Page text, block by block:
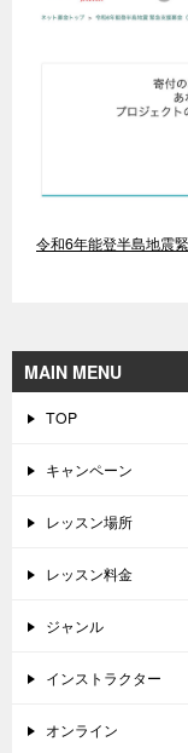
令和6年能登半島地震
MAIN MENU
TOP
キャンペーン
レッスン場所
レッスン料金
ジャンル
インストラクター
オンライン